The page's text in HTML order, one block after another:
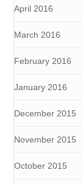
April 2016
March 2016
February 2016
January 2016
December 2015
November 2015
October 2015